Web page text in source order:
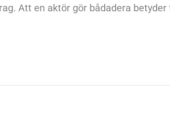
Att en aktör gör bådadera